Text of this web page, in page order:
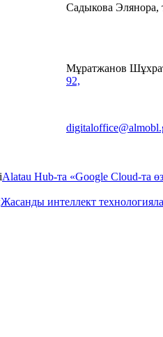
Садыкова Элянора,
Мұратжанов
92, E-
Alatau Hub-та «Google Cloud-та
Жасанды интеллект